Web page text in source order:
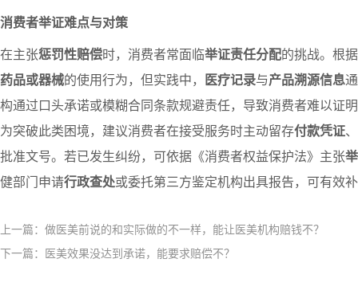
消费者举证难点与对策
在主张惩罚性赔偿时，消费者常面临举证责任分配的挑战。根
药品或器械的使用行为，但实践中， 医疗记录与产品溯源信息
构通过口头承诺或模糊合同条款规避责任，导致消费者难以证
为突破此类困境，建议消费者在接受服务时主动留存付款凭证、
批准文号。若已发生纠纷，可依据《消费者权益保护法》主张
健部门申请行政查处或委托第三方鉴定机构出具报告，可有效
上一篇：做医美前说的和实际做的不一样，能让医美机构赔钱不？​
下一篇：医美效果没达到承诺，能要求赔偿不？​